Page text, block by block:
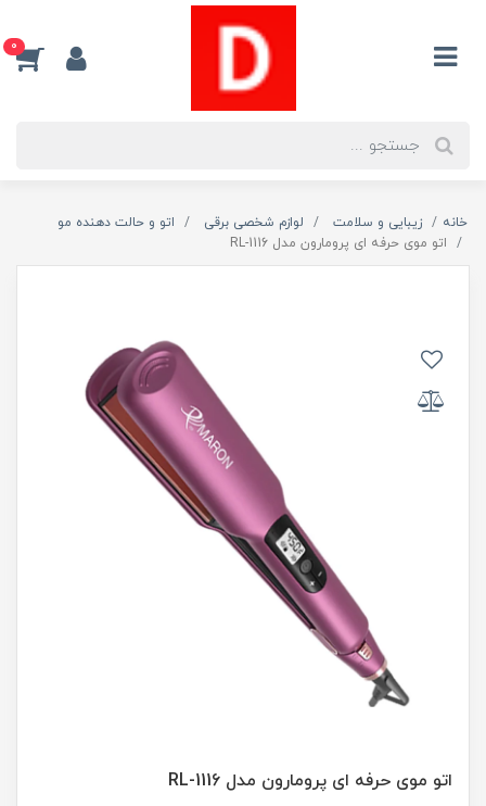
0
خانه زیبایی و سلامت لوازم شخصی برقی
اتو و حالت دهنده مو
اتو موی حرفه ای پرومارون مدل RL-1116
اتو موی حرفه ای پرومارون مدل RL-1116